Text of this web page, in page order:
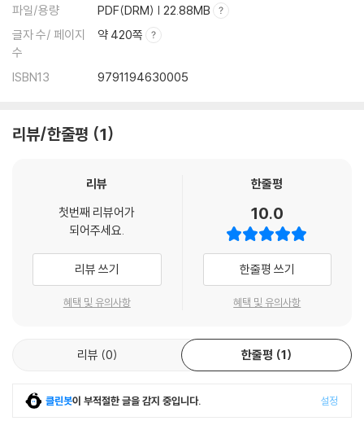
4.3.1 숫자 데이터
4.3.2 문자 데이터
CHAPTER 05 소프트웨어와 프로그래밍 언어
5.1.2 분류
5.2 프로그래밍 언어
5.2.3 주요 언어별 특징
6.2.1 분해
6.2.2 패턴인식
파일/용량
PDF(DRM) | 22.88MB
글자 수/ 페이지
수
약 420쪽
ISBN13 9791194630005
리뷰/한줄평 1
리뷰
첫번째 리뷰어가
되어주세요.
리뷰 쓰기
혜택 및 유의사항
한줄평
10.0
한줄평 쓰기
혜택 및 유의사항
리뷰 0 한줄평 1
클린봇이 부적절한 글을 감지 중입니다. 설정